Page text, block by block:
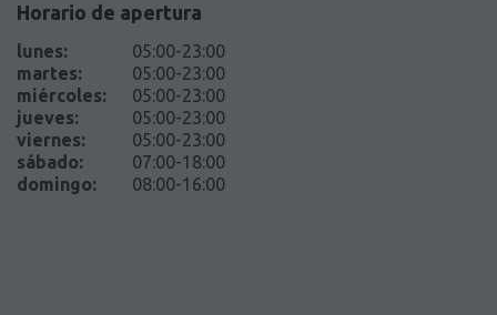
Horario de apertura
lunes:
05:00-23:00
martes:
05:00-23:00
miércoles:
05:00-23:00
jueves:
05:00-23:00
viernes:
05:00-23:00
sábado:
07:00-18:00
domingo: 08:00-16:00